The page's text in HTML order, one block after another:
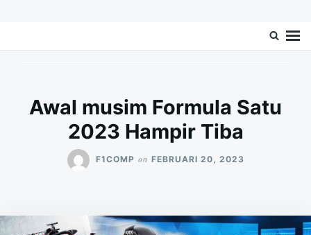
F1complete.com – Blog Berita Balap
F1complete.Com Mengulas Tentang Blog Berita Balap Mobil Formula 1 Di
Awal musim Formula Satu
2023 Hampir Tiba
F1COMP on FEBRUARI 20, 2023